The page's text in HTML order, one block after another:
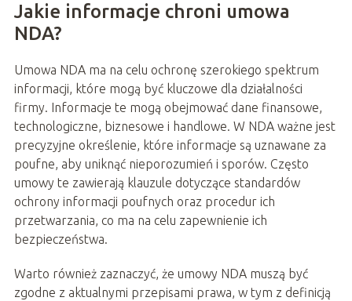
Jakie informacje chroni umowa
NDA?
Umowa NDA ma na celu ochronę szerokiego spektrum
informacji, które mogą być kluczowe dla działalności
firmy. Informacje te mogą obejmować dane finansowe,
technologiczne, biznesowe i handlowe. W NDA ważne jest
precyzyjne określenie, które informacje są uznawane za
poufne, aby uniknąć nieporozumień i sporów. Często
umowy te zawierają klauzule dotyczące standardów
ochrony informacji poufnych oraz procedur ich
przetwarzania, co ma na celu zapewnienie ich
bezpieczeństwa.
Warto również zaznaczyć, że umowy NDA muszą być
zgodne z aktualnymi przepisami prawa, w tym z definicją